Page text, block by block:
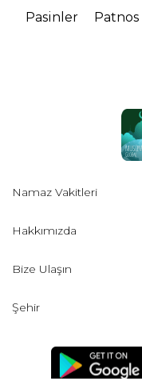
Pasinler Patnos
Namaz Vakitleri
Hakkımızda
Bize Ulaşın
Şehir